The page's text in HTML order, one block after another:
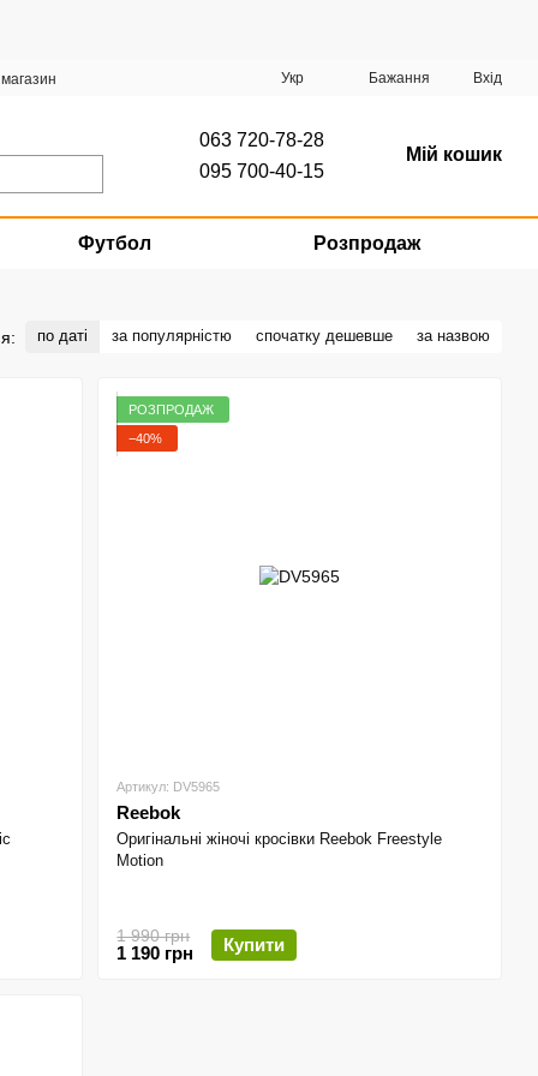
Укр Бажання Вхід
063 720-78-28
095 700-40-15
Мій кошик
Футбол Розпродаж
по даті за популярністю спочатку дешевше за назвою
РОЗПРОДАЖ
−40%
Артикул: DV5965
Reebok
Оригінальні жіночі кросівки Reebok Freestyle
Motion
1 990 грн
1 190 грн Купити